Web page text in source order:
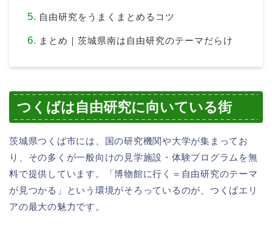
自由研究をうまくまとめるコツ
まとめ｜茨城県南は自由研究のテーマだらけ
つくばは自由研究に向いている街
茨城県つくば市には、国の研究機関や大学が集まってお
り、その多くが一般向けの見学施設・体験プログラムを無
料で提供しています。「博物館に行く＝自由研究のテーマ
が見つかる」という環境がそろっているのが、つくばエリ
アの最大の魅力です。